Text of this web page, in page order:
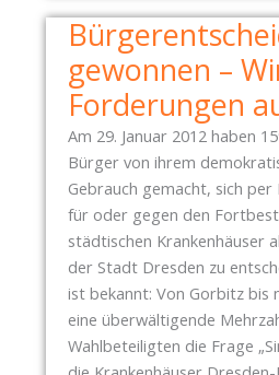
I
T
E
P
R
O
T
E
S
T
-
S
P
gewonnen –
Forderungen
Am 29. Januar 2012 haben
Bürger von ihrem
Gebrauch gemacht, sich
für oder gegen den
städtischen Krankenhäuser
der Stadt Dresden zu
ist bekannt: Von Gorbitz bis
eine überwältigende
Wahlbeteiligten die Frage